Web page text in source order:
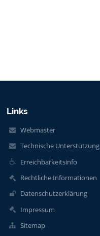
Links
Webmaster
Technische Unterstützung
Erreichbarkeitsinfo
Rechtliche Informationen
Datenschutzerklärung
Impressum
Sitemap